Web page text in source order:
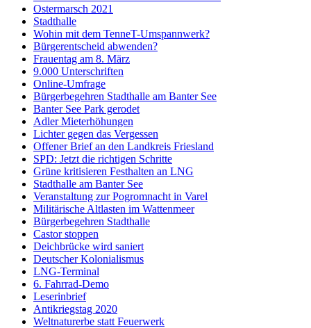
Ostermarsch 2021
Stadthalle
Wohin mit dem TenneT-Umspannwerk?
Bürgerentscheid abwenden?
Frauentag am 8. März
9.000 Unterschriften
Online-Umfrage
Bürgerbegehren Stadthalle am Banter See
Banter See Park gerodet
Adler Mieterhöhungen
Lichter gegen das Vergessen
Offener Brief an den Landkreis Friesland
SPD: Jetzt die richtigen Schritte
Grüne kritisieren Festhalten an LNG
Stadthalle am Banter See
Veranstaltung zur Pogromnacht in Varel
Militärische Altlasten im Wattenmeer
Bürgerbegehren Stadthalle
Castor stoppen
Deichbrücke wird saniert
Deutscher Kolonialismus
LNG-Terminal
6. Fahrrad-Demo
Leserinbrief
Antikriegstag 2020
Weltnaturerbe statt Feuerwerk